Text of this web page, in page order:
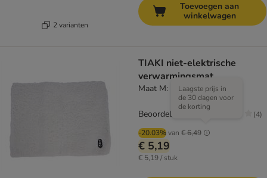
2 varianten
Toevoegen aan
winkelwagen
TIAKI niet-elektrische
verwarmingsmat
Maat M: L 60 x B 45 cm
-20.03%van € 6,49
Laagste prijs in
de 30 dagen voor
de korting
€ 5,19
€ 5,19 / stuk
Beoordeling: 2.8/5 (4)